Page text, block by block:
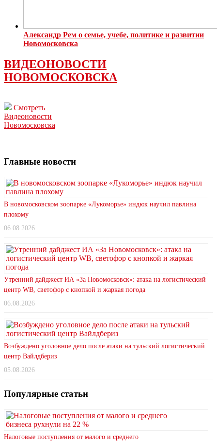
Александр Рем о семье, учебе, политике и развитии
Новомосковска
ВИДЕОНОВОСТИ
НОВОМОСКОВСКА
Смотреть
Видеоновости
Новомосковска
Главные новости
В новомосковском зоопарке «Лукоморье» индюк научил павлина
плохому
06.08.2026
Утренний дайджест ИА «За Новомосковск»: атака на логистический
центр WB, светофор с кнопкой и жаркая погода
06.08.2026
Возбуждено уголовное дело после атаки на тульский логистический
центр Вайлдбериз
05.08.2026
Популярные статьи
Налоговые поступления от малого и среднего